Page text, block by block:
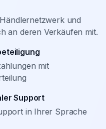
und
an deren Verkäufen mit.
mit
Support
in Ihrer Sprache